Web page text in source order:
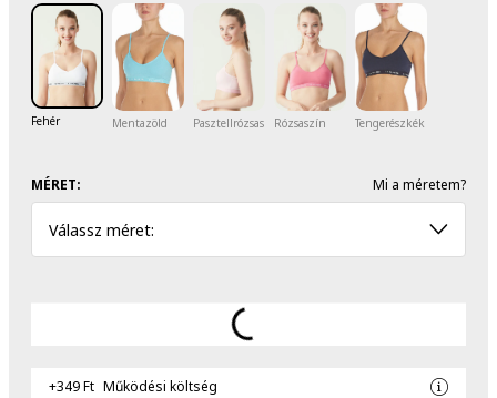
Fehér Mentazöld PasztellrózsaszínRózsaszín Tengerészkék
MÉRET: Mi a méretem?
Válassz méret:
+349 Ft Működési költség